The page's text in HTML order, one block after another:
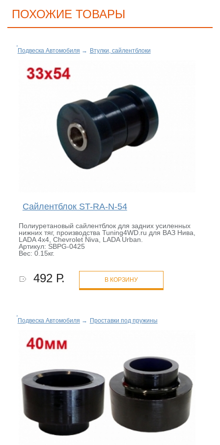
ПОХОЖИЕ ТОВАРЫ
Подвеска Автомобиля → Втулки, сайлентблоки
Сайлентблок ST-RA-N-54
Полиуретановый сайлентблок для задних усиленных
нижних тяг, производства Tuning4WD.ru для ВАЗ Нива,
LADA 4x4, Chevrolet Niva, LADA Urban.
Артикул: SBPG-0425
Вес: 0.15кг.
492 Р. В КОРЗИНУ
Подвеска Автомобиля → Проставки под пружины